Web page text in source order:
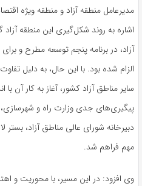
مدیرعامل منطقه آزاد و منطقه ویژه
اشاره به روند شکل‌گیری این منطقه
آزاد، در برنامه پنجم توسعه مطرح و
الزام شده بود. با این حال، به دلیل
سایر مناطق آزاد کشور، آغاز به کار آن
پیگیری‌های جدی وزارت راه و شهرسازی،
دبیرخانه شورای عالی مناطق آزاد، بستر
مهم فراهم شد.
وی افزود: در این مسیر، با محوریت و